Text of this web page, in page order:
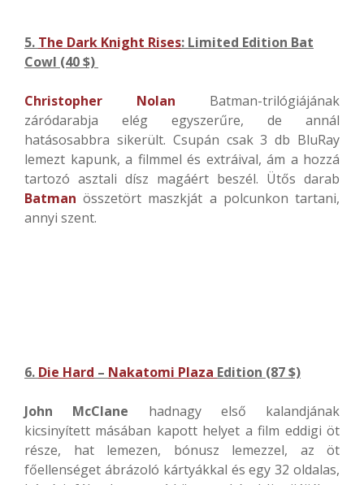
5. The Dark Knight Rises: Limited Edition Bat
Cowl (40 $)
Christopher Nolan Batman-trilógiájának
záródarabja elég egyszerűre, de annál
hatásosabbra sikerült. Csupán csak 3 db BluRay
lemezt kapunk, a filmmel és extráival, ám a hozzá
tartozó asztali dísz magáért beszél. Ütős darab
Batman összetört maszkját a polcunkon tartani,
annyi szent.
6. Die Hard – Nakatomi Plaza Edition (87 $)
John McClane hadnagy első kalandjának
kicsinyített másában kapott helyet a film eddigi öt
része, hat lemezen, bónusz lemezzel, az öt
főellenséget ábrázoló kártyákkal és egy 32 oldalas,